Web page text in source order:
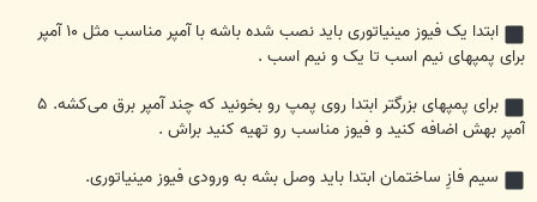
ابتدا یک فیوز مینیاتوری باید نصب شده باشه با آمپر مناسب مثل ۱۰ آمپر
برای پمپهای نیم اسب تا یک و نیم اسب .
برای پمپهای بزرگتر ابتدا روی پمپ رو بخونید که چند آمپر برق می‌کشه. ۵
آمپر بهش اضافه کنید و فیوز مناسب رو تهیه کنید براش .
سیم فازِ ساختمان ابتدا باید وصل بشه به ورودی فیوز مینیاتوری.